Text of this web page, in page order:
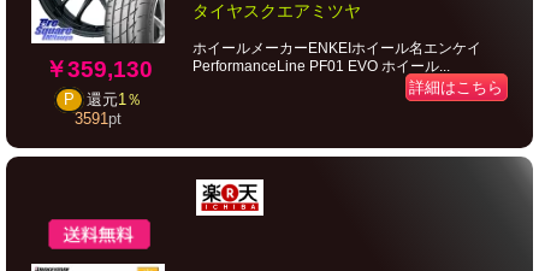
￥359,130
P 還元1％
3591pt
タイヤスクエアミツヤ
ホイールメーカーENKEIホイール名エンケイ
PerformanceLine PF01 EVO ホイール...
詳細はこちら